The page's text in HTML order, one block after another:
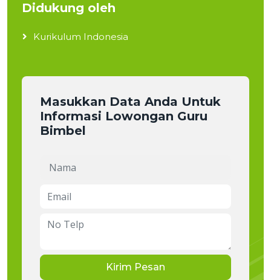
Didukung oleh
Kurikulum Indonesia
Masukkan Data Anda Untuk
Informasi Lowongan Guru
Bimbel
Kirim Pesan